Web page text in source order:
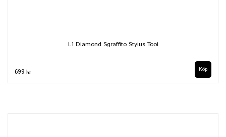
L1 Diamond Sgraffito Stylus Tool
699 kr